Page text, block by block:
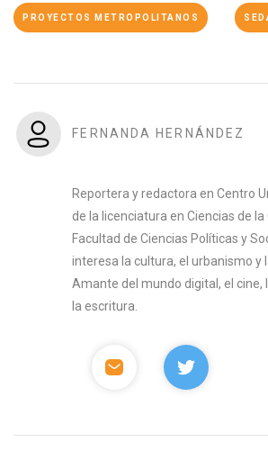
PROYECTOS METROPOLITANOS
FERNANDA HERNÁNDEZ
Reportera y redactora en Centro
de la licenciatura en Ciencias de
Facultad de Ciencias Políticas y
interesa la cultura, el urbanismo y
Amante del mundo digital, el cine,
la escritura.